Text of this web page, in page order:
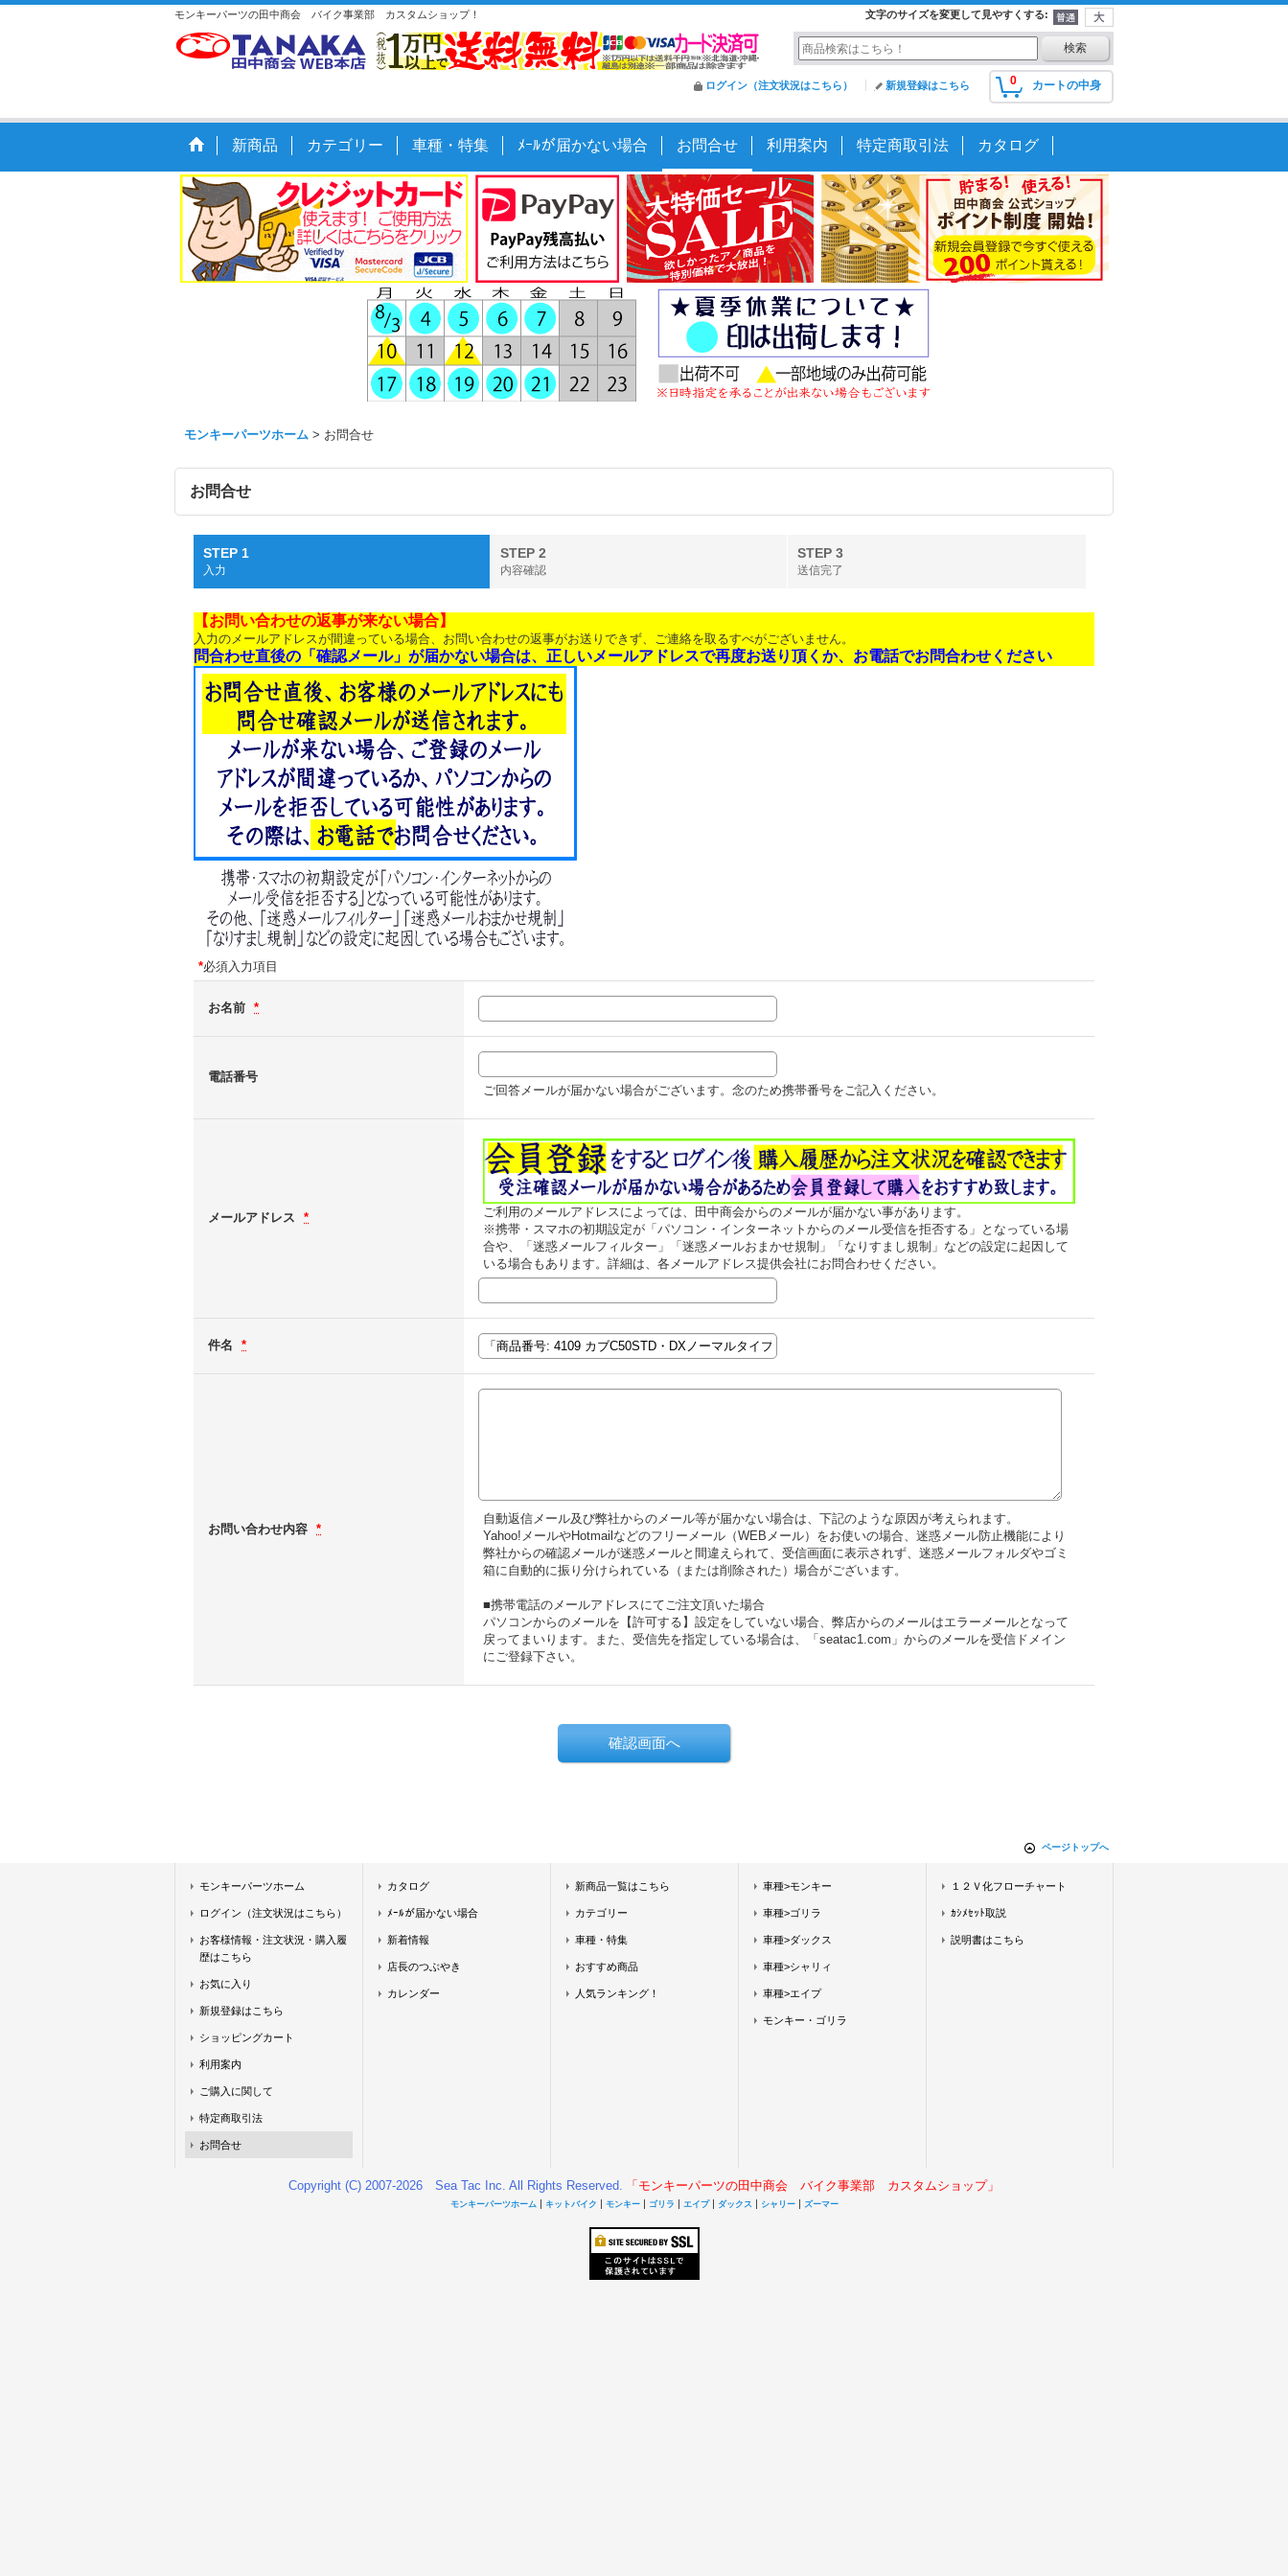
モンキーパーツの田中商会 バイク事業部 カスタムショップ！ 文字のサイズを変更して見やすくする:
0 カートの中身
ログイン（注文状況はこちら） 新規登録はこちら
新商品 カテゴリー 車種・特集 ﾒｰﾙが届かない場合 お問合せ 利用案内 特定商取引法 カタログ
モンキーパーツホーム > お問合せ
お問合せ
STEP 1
入力
STEP 2
内容確認
STEP 3
送信完了
【お問い合わせの返事が来ない場合】
入力のメールアドレスが間違っている場合、お問い合わせの返事がお送りできず、ご連絡を取るすべがございません。
問合わせ直後の「確認メール」が届かない場合は、正しいメールアドレスで再度お送り頂くか、お電話でお問合わせください
*必須入力項目
お名前 *
電話番号
ご回答メールが届かない場合がございます。念のため携帯番号をご記入ください。
メールアドレス *
ご利用のメールアドレスによっては、田中商会からのメールが届かない事があります。
※携帯・スマホの初期設定が「パソコン・インターネットからのメール受信を拒否する」となっている場
合や、「迷惑メールフィルター」「迷惑メールおまかせ規制」「なりすまし規制」などの設定に起因して
いる場合もあります。詳細は、各メールアドレス提供会社にお問合わせください。
件名 *
お問い合わせ内容 *
自動返信メール及び弊社からのメール等が届かない場合は、下記のような原因が考えられます。
Yahoo!メールやHotmailなどのフリーメール（WEBメール）をお使いの場合、迷惑メール防止機能により
弊社からの確認メールが迷惑メールと間違えられて、受信画面に表示されず、迷惑メールフォルダやゴミ
箱に自動的に振り分けられている（または削除された）場合がございます。
■携帯電話のメールアドレスにてご注文頂いた場合
パソコンからのメールを【許可する】設定をしていない場合、弊店からのメールはエラーメールとなって
戻ってまいります。また、受信先を指定している場合は、「seatac1.com」からのメールを受信ドメイン
にご登録下さい。
ページトップへ
モンキーパーツホーム
ログイン（注文状況はこちら）
お客様情報・注文状況・購入履
歴はこちら
お気に入り
新規登録はこちら
ショッピングカート
利用案内
ご購入に関して
特定商取引法
お問合せ
カタログ
ﾒｰﾙが届かない場合
新着情報
店長のつぶやき
カレンダー
新商品一覧はこちら
カテゴリー
車種・特集
おすすめ商品
人気ランキング！
車種>モンキー
車種>ゴリラ
車種>ダックス
車種>シャリィ
車種>エイプ
モンキー・ゴリラ
１２Ｖ化フローチャート
ｶｼﾒｾｯﾄ取説
説明書はこちら
Copyright (C) 2007-2026 Sea Tac Inc. All Rights Reserved. 「モンキーパーツの田中商会 バイク事業部 カスタムショップ」
モンキーパーツホーム | キットバイク | モンキー| ゴリラ | エイプ| ダックス | シャリー| ズーマー